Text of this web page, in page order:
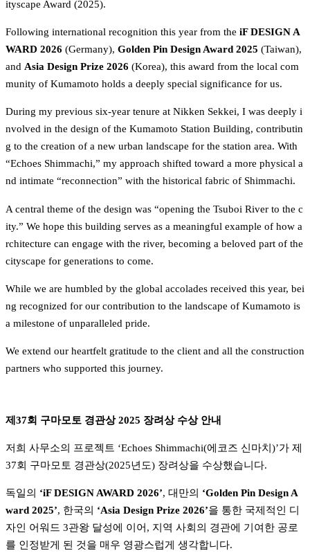
ityscape Award (2025).
Following international recognition this year from the iF DESIGN A
WARD 2026 (Germany), Golden Pin Design Award 2025 (Taiwan),
and Asia Design Prize 2026 (Korea), this award from the local com
munity of Kumamoto holds a deeply special significance for us.
During my previous six-year tenure at Nikken Sekkei, I was deeply i
nvolved in the design of the Kumamoto Station Building, contributin
g to the creation of a new urban landscape for the station area. With
“Echoes Shimmachi,” my approach shifted toward a more physical a
nd intimate “reconnection” with the historical fabric of Shimmachi.
A central theme of the design was “opening the Tsuboi River to the c
ity.” We hope this building serves as a meaningful example of how a
rchitecture can engage with the river, becoming a beloved part of the
cityscape for generations to come.
While we are humbled by the global accolades received this year, bei
ng recognized for our contribution to the landscape of Kumamoto is
a milestone of unparalleled pride.
We extend our heartfelt gratitude to the client and all the construction
partners who supported this journey.
제37회 구마모토 경관상 2025 장려상 수상 안내
저희 사무소의 프로젝트 ‘Echoes Shimmachi(에코즈 신마치)’가 제
37회 구마모토 경관상(2025년도) 장려상을 수상했습니다.
독일의 ‘iF DESIGN AWARD 2026’, 대만의 ‘Golden Pin Design A
ward 2025’, 한국의 ‘Asia Design Prize 2026’을 통한 국제적인 디
자인 어워드 3관왕 달성에 이어, 지역 사회의 경관에 기여한 공로
를 인정받게 된 것을 매우 영광스럽게 생각합니다.